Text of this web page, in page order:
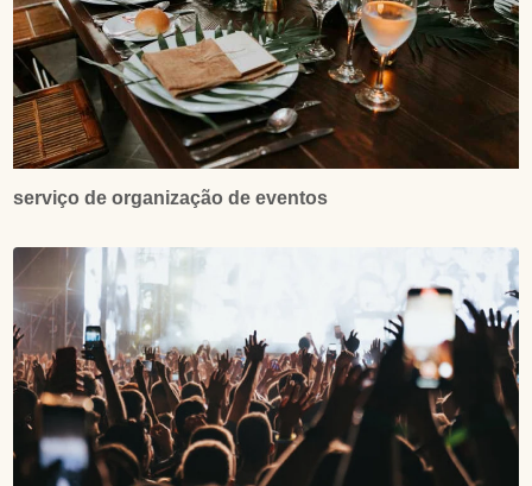
serviço de organização de eventos